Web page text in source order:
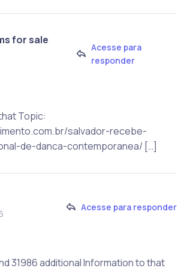
for sale
Acesse para
responder
Topic:
salvador-recebe-
de-danca-contemporanea/ […]
Acesse para responder
31986 additional Information to that